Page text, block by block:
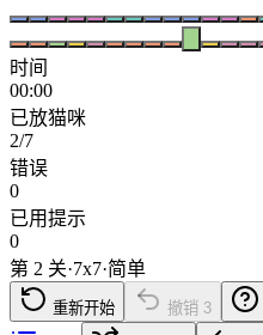
时间
00:00
已放猫咪
2/7
错误
0
已用提示
0
第 2 关·7x7·简单
重新开始 撤销 3